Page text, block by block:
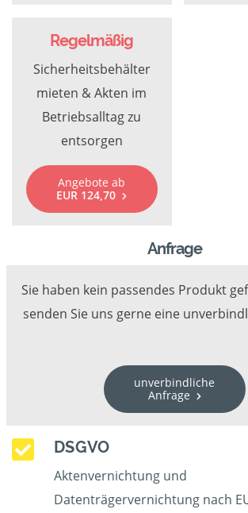
Regelmäßig
Sicherheitsbehälter
mieten & Akten im
Betriebsalltag zu
entsorgen
Angebote ab
EUR 124,70
Anfrage
Sie haben kein passendes Produkt
senden Sie uns gerne eine
unverbindliche
Anfrage
DSGVO
Aktenvernichtung und
Datenträgervernichtung nach